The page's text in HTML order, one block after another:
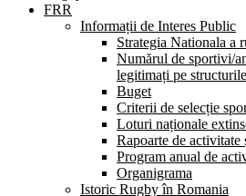
FRR
Informații de Interes Public
Strategia Nationala a
Numărul de sportivi/
legitimați pe
Buget
Criterii de selecție
Loturi naționale
Rapoarte de
Program anual de
Organigrama
Istoric Rugby în Romania